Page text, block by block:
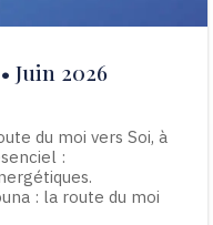
Juin 2026
du moi vers Soi, à
:
: la route du moi